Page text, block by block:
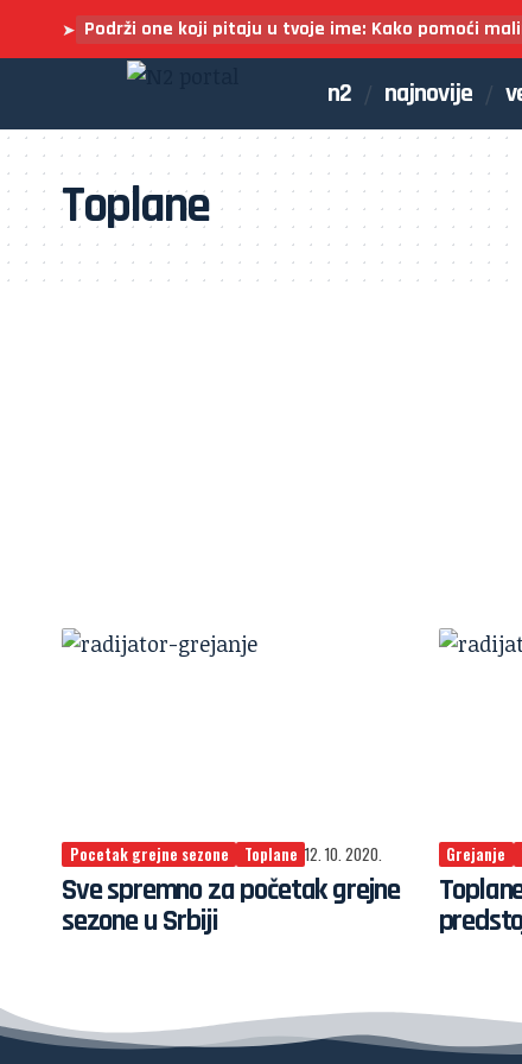
➤ Podrži one koji pitaju u tvoje ime: Kako pomoći
n2 najnovije
Toplane
Pocetak grejne sezone Toplane 12. 10. 2020.
Sve spremno za početak grejne
sezone u Srbiji
Grejanje